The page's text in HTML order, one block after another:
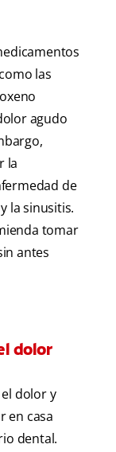
las
agudo
la
de
la sinusitis.
tomar
antes
dolor
dolor y
en casa
dental.